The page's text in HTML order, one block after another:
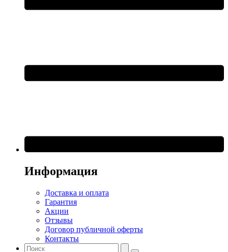
Информация
Доставка и оплата
Гарантия
Акции
Отзывы
Договор публичной оферты
Контакты